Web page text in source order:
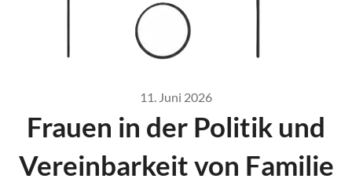
11. Juni 2026
Frauen in der Politik und
Vereinbarkeit von Familie